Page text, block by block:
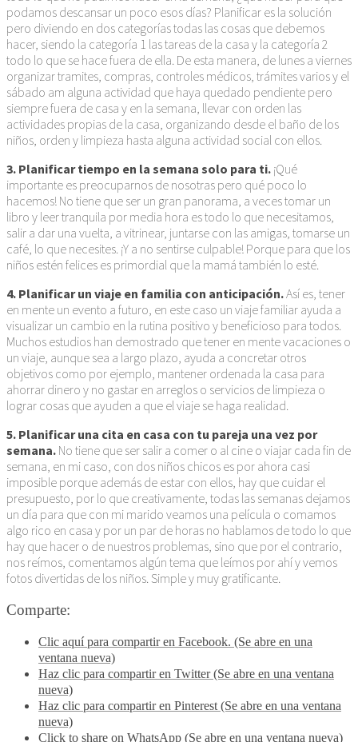
podamos descansar un poco esos días? Planificar es la solución
pero diviendo en dos categorías todas las cosas que debemos
hacer, siendo la categoría 1 las tareas de la casa y la categoría 2
todo lo que se hace fuera de ella. De esta manera, de lunes a viernes
organizar tramites, compras, controles médicos, trámites varios y el
sábado am alguna actividad que haya quedado pendiente pero
siempre fuera de casa y en la semana, llevar con orden las
actividades propias de la casa, organizando desde el baño de los
niños, orden y limpieza hasta alguna actividad social con ellos.
3. Planificar tiempo en la semana solo para ti. ¡Qué
importante es preocuparnos de nosotras pero qué poco lo
hacemos! No tiene que ser un gran panorama, a veces tomar un
libro y leer tranquila por media hora es todo lo que necesitamos,
salir a dar una vuelta, a vitrinear, juntarse con las amigas, tomarse un
café, lo que necesites. ¡Y a no sentirse culpable! Porque para que los
niños estén felices es primordial que la mamá también lo esté.
4. Planificar un viaje en familia con anticipación.Así es, tener
en mente un evento a futuro, en este caso un viaje familiar ayuda a
visualizar un cambio en la rutina positivo y beneficioso para todos.
Muchos estudios han demostrado que tener en mente vacaciones o
un viaje, aunque sea a largo plazo, ayuda a concretar otros
objetivos como por ejemplo, mantener ordenada la casa para
ahorrar dinero y no gastar en arreglos o servicios de limpieza o
lograr cosas que ayuden a que el viaje se haga realidad.
5. Planificar una cita en casa con tu pareja una vez por
semana. No tiene que ser salir a comer o al cine o viajar cada fin de
semana, en mi caso, con dos niños chicos es por ahora casi
imposible porque además de estar con ellos, hay que cuidar el
presupuesto, por lo que creativamente, todas las semanas dejamos
un día para que con mi marido veamos una película o comamos
algo rico en casa y por un par de horas no hablamos de todo lo que
hay que hacer o de nuestros problemas, sino que por el contrario,
nos reímos, comentamos algún tema que leímos por ahí y vemos
fotos divertidas de los niños. Simple y muy gratificante.
Comparte:
Clic aquí para compartir en Facebook. (Se abre en una
ventana nueva)
Haz clic para compartir en Twitter (Se abre en una ventana
nueva)
Haz clic para compartir en Pinterest (Se abre en una ventana
nueva)
Click to share on WhatsApp (Se abre en una ventana nueva)